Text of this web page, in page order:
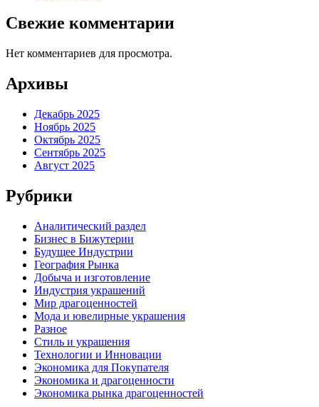
Свежие комментарии
Нет комментариев для просмотра.
Архивы
Декабрь 2025
Ноябрь 2025
Октябрь 2025
Сентябрь 2025
Август 2025
Рубрики
Аналитический раздел
Бизнес в Бижутерии
Будущее Индустрии
География Рынка
Добыча и изготовление
Индустрия украшений
Мир драгоценностей
Мода и ювелирные украшения
Разное
Стиль и украшения
Технологии и Инновации
Экономика для Покупателя
Экономика и драгоценности
Экономика рынка драгоценностей